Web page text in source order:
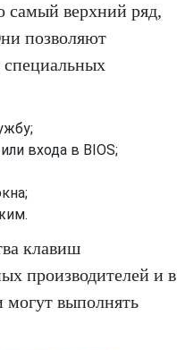
самый верхний ряд,
позволяют
специальных
входа в BIOS;
клавиш
производителей и в
могут выполнять